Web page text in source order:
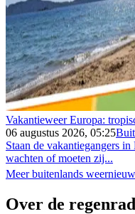
Vakantieweer Europa:
06 augustus 2026, 05:25
Staan de vakantiegangers
wachten of moeten zij...
Meer buitenlands
Over de